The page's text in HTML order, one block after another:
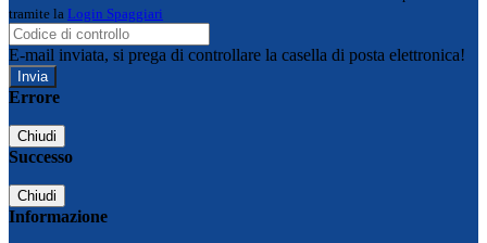
tramite la Login Spaggiari
E-mail inviata, si prega di controllare la casella di posta elettronica!
Errore
Chiudi
Successo
Chiudi
Informazione